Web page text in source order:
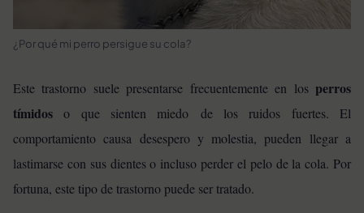
¿Por qué mi perro persigue su cola?
Este trastorno suele presentarse frecuentemente en los perros
tímidos o que sienten miedo de los ruidos fuertes. El
comportamiento causa desespero y molestia, pueden llegar a
lastimarse con sus dientes o incluso perder el pelo de la cola. Por
fortuna, este tipo de trastorno puede ser tratado.